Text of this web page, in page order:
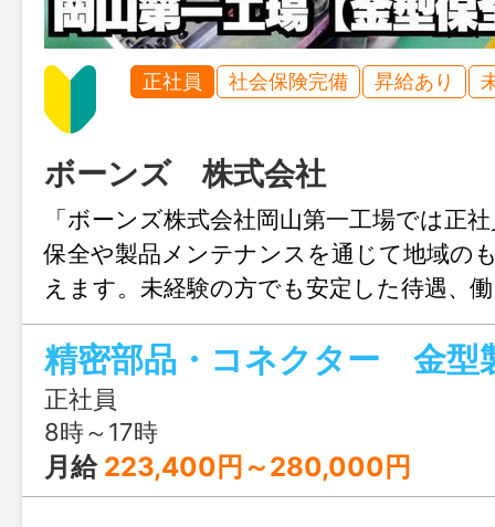
正社員 社会保険完備 昇給あり
ボーンズ 株式会社
「ボーンズ株式会社岡山第一工場では正
保全や製品メンテナンスを通じて地域の
えます。未経験の方でも安定した待遇、
キャリアアップを実現！津山市・美咲町
職場です！
正社員
8時～17時
月給 223,400円～280,000円